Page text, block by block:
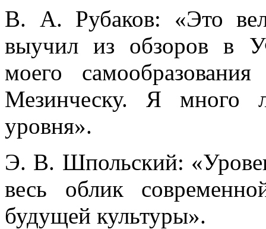
В. А. Рубаков: «Это
выучил из обзоров в
моего
Мезинческу. Я много
уровня».
Э. В. Шпольский:
весь облик
будущей культуры».